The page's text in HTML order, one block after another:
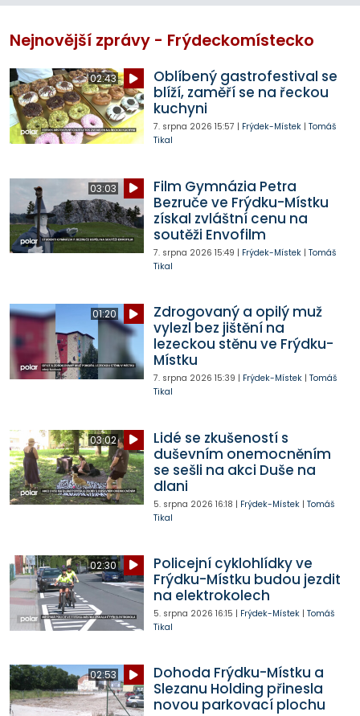
Nejnovější zprávy - Frýdeckomístecko
02:43
Oblíbený gastrofestival se
blíží, zaměří se na řeckou
kuchyni
7. srpna 2026 15:57 | Frýdek-Místek| Tomáš
Tikal
03:03
Film Gymnázia Petra
Bezruče ve Frýdku-Místku
získal zvláštní cenu na
soutěži Envofilm
7. srpna 2026 15:49 | Frýdek-Místek| Tomáš
Tikal
01:20
Zdrogovaný a opilý muž
vylezl bez jištění na
lezeckou stěnu ve Frýdku-
Místku
7. srpna 2026 15:39 | Frýdek-Místek| Tomáš
Tikal
03:02
Lidé se zkušeností s
duševním onemocněním
se sešli na akci Duše na
dlani
5. srpna 2026 16:18 | Frýdek-Místek| Tomáš
Tikal
02:30
Policejní cyklohlídky ve
Frýdku-Místku budou jezdit
na elektrokolech
5. srpna 2026 16:15 | Frýdek-Místek| Tomáš
Tikal
02:53
Dohoda Frýdku-Místku a
Slezanu Holding přinesla
novou parkovací plochu